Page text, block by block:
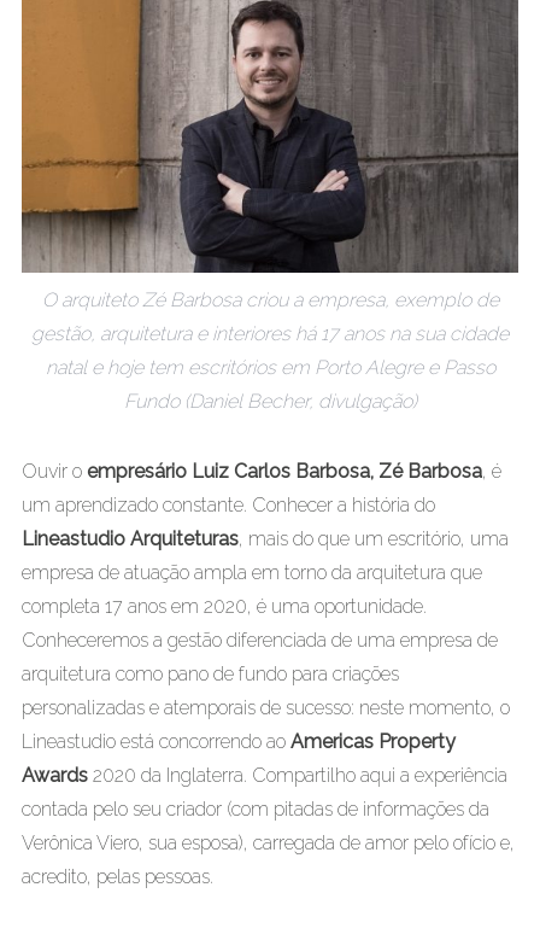
O arquiteto Zé Barbosa criou a empresa, exemplo de
gestão, arquitetura e interiores há 17 anos na sua cidade
natal e hoje tem escritórios em Porto Alegre e Passo
Fundo (Daniel Becher, divulgação)
Ouvir o empresário Luiz Carlos Barbosa, Zé Barbosa, é
um aprendizado constante. Conhecer a história do
Lineastudio Arquiteturas, mais do que um escritório, uma
empresa de atuação ampla em torno da arquitetura que
completa 17 anos em 2020, é uma oportunidade.
Conheceremos a gestão diferenciada de uma empresa de
arquitetura como pano de fundo para criações
personalizadas e atemporais de sucesso: neste momento, o
Lineastudio está concorrendo ao Americas Property
Awards2020 da Inglaterra. Compartilho aqui a experiência
contada pelo seu criador (com pitadas de informações da
Verônica Viero, sua esposa), carregada de amor pelo ofício e,
acredito, pelas pessoas.